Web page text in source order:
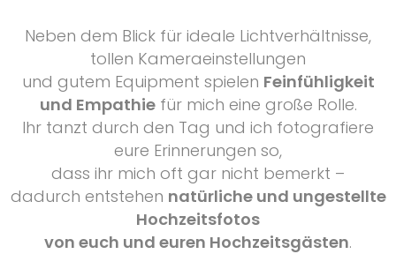
Neben dem Blick für ideale Lichtverhältnisse,
tollen Kameraeinstellungen
und gutem Equipment spielen Feinfühligkeit
und Empathiefür mich eine große Rolle.
Ihr tanzt durch den Tag und ich fotografiere
eure Erinnerungen so,
dass ihr mich oft gar nicht bemerkt –
dadurch entstehen natürliche und ungestellte
Hochzeitsfotos
von euch und euren Hochzeitsgästen.